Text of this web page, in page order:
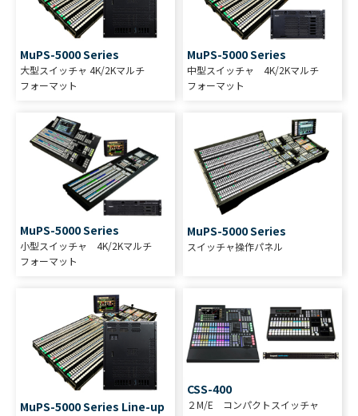
MuPS-5000 Series
大型スイッチャ 4K/2Kマルチ
フォーマット
MuPS-5000 Series
中型スイッチャ 4K/2Kマルチ
フォーマット
MuPS-5000 Series
小型スイッチャ 4K/2Kマルチ
フォーマット
MuPS-5000 Series
スイッチャ操作パネル
MuPS-5000 Series Line-up
CSS-400
２M/E コンパクトスイッチャ